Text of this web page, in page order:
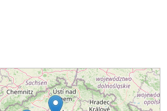
Načítání...